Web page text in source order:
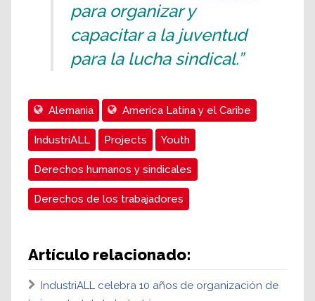
para organizar y
capacitar a la juventud
para la lucha sindical.”
Alemania Ameríca Latina y el Caribe
IndustriALL Projects Youth
Derechos humanos y sindicales
Derechos de los trabajadores
Artículo relacionado:
IndustriALL celebra 10 años de organización de